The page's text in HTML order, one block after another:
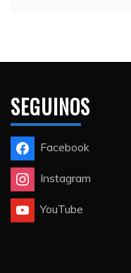
SEGUINOS
Facebook
Instagram
YouTube